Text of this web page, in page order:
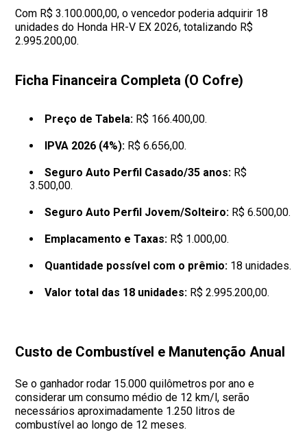
Com R$ 3.100.000,00, o vencedor poderia adquirir 18
unidades do Honda HR-V EX 2026, totalizando R$
2.995.200,00.
Ficha Financeira Completa (O Cofre)
Preço de Tabela:R$ 166.400,00.
IPVA 2026 (4%):R$ 6.656,00.
Seguro Auto Perfil Casado/35 anos:R$
3.500,00.
Seguro Auto Perfil Jovem/Solteiro:R$ 6.500,00.
Emplacamento e Taxas:R$ 1.000,00.
Quantidade possível com o prêmio:18 unidades.
Valor total das 18 unidades:R$ 2.995.200,00.
Custo de Combustível e Manutenção Anual
Se o ganhador rodar 15.000 quilômetros por ano e
considerar um consumo médio de 12 km/l, serão
necessários aproximadamente 1.250 litros de
combustível ao longo de 12 meses.